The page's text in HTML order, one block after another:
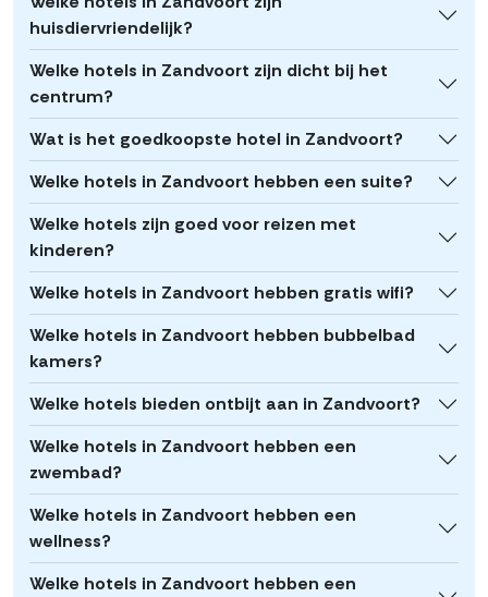
huisdiervriendelijk?
Welke hotels in Zandvoort zijn dicht bij het
centrum?
Wat is het goedkoopste hotel in Zandvoort?
Welke hotels in Zandvoort hebben een suite?
Welke hotels zijn goed voor reizen met
kinderen?
Welke hotels in Zandvoort hebben gratis wifi?
Welke hotels in Zandvoort hebben bubbelbad
kamers?
Welke hotels bieden ontbijt aan in Zandvoort?
Welke hotels in Zandvoort hebben een
zwembad?
Welke hotels in Zandvoort hebben een
wellness?
Welke hotels in Zandvoort hebben een